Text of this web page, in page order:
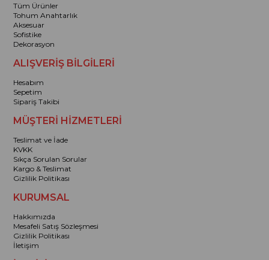
Tüm Ürünler
Tohum Anahtarlık
Aksesuar
Sofistike
Dekorasyon
ALIŞVERİŞ BİLGİLERİ
Hesabım
Sepetim
Sipariş Takibi
MÜŞTERİ HİZMETLERİ
Teslimat ve İade
KVKK
Sıkça Sorulan Sorular
Kargo & Teslimat
Gizlilik Politikası
KURUMSAL
Hakkımızda
Mesafeli Satış Sözleşmesi
Gizlilik Politikası
İletişim